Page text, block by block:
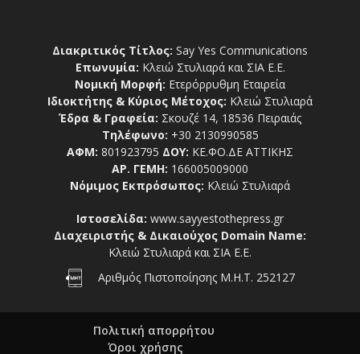
Διακριτικός Τίτλος: Say Yes Communications
Επωνυμία: Κλειώ Στυλιαρά και ΣΙΑ Ε.Ε.
Νομική Μορφή: Ετερόρρυθμη Εταιρεία
Ιδιοκτήτης & Κύριος Μέτοχος: Κλειώ Στυλιαρά
Έδρα & Γραφεία: Σκουζέ 14, 18536 Πειραιάς
Τηλέφωνο: +30 2130990585
ΑΦΜ: 801923795 ΔΟΥ: ΚΕ.ΦΟ.ΔΕ ΑΤΤΙΚΗΣ
ΑΡ. ΓΕΜΗ: 166005009000
Νόμιμος Εκπρόσωπος: Κλειώ Στυλιαρά
Ιστοσελίδα: www.sayyestothepress.gr
Διαχειριστής & Δικαιούχος Domain Name:
Κλειώ Στυλιαρά και ΣΙΑ Ε.Ε.
Αριθμός Πιστοποίησης Μ.Η.Τ. 252127
Πολιτική απορρήτου
Όροι χρήσης